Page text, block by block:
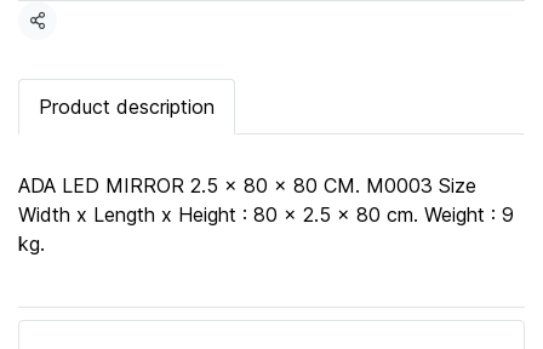
Share
Product description
ADA LED MIRROR 2.5 x 80 x 80 CM. M0003 Size
Width x Length x Height : 80 x 2.5 x 80 cm. Weight : 9
kg.